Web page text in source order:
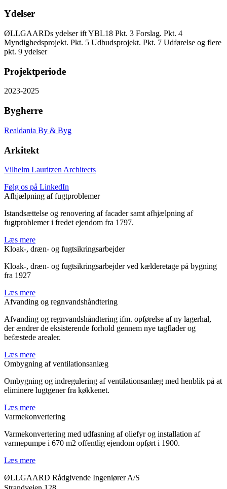
Ydelser
ØLLGAARDs ydelser ift YBL18 Pkt. 3 Forslag. Pkt. 4
Myndighedsprojekt. Pkt. 5 Udbudsprojekt. Pkt. 7 Udførelse og flere
pkt. 9 ydelser
Projektperiode
2023-2025
Bygherre
Realdania By & Byg
Arkitekt
Vilhelm Lauritzen Architects
Følg os på LinkedIn
Afhjælpning af fugtproblemer
Istandsættelse og renovering af facader samt afhjælpning af
fugtproblemer i fredet ejendom fra 1797.
Læs mere
Kloak-, dræn- og fugtsikringsarbejder
Kloak-, dræn- og fugtsikringsarbejder ved kælderetage på bygning
fra 1927
Læs mere
Afvanding og regnvandshåndtering
Afvanding og regnvandshåndtering ifm. opførelse af ny lagerhal,
der ændrer de eksisterende forhold gennem nye tagflader og
befæstede arealer.
Læs mere
Ombygning af ventilationsanlæg
Ombygning og indregulering af ventilationsanlæg med henblik på at
eliminere lugtgener fra køkkenet.
Læs mere
Varmekonvertering
Varmekonvertering med udfasning af oliefyr og installation af
varmepumpe i 670 m2 offentlig ejendom opført i 1900.
Læs mere
ØLLGAARD Rådgivende Ingeniører A/S